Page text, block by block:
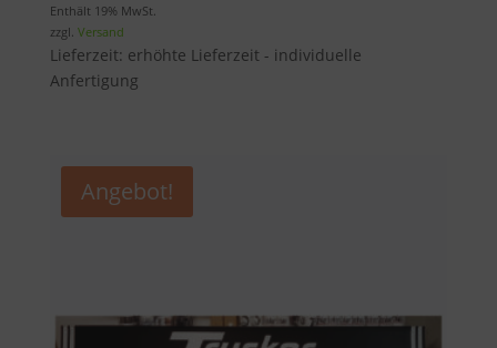
Preis
war:
65,00 €55,25 €.
Enthält 19% MwSt.
zzgl. Versand
Lieferzeit: erhöhte Lieferzeit - individuelle
Anfertigung
Angebot!